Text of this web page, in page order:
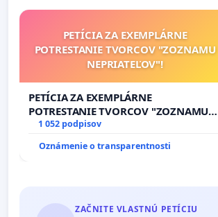
PETÍCIA ZA EXEMPLÁRNE
POTRESTANIE TVORCOV "ZOZNAMU
NEPRIATEĽOV"!
PETÍCIA ZA EXEMPLÁRNE
POTRESTANIE TVORCOV "ZOZNAMU
NEPRIATEĽOV"!
1 052 podpisov
Oznámenie o transparentnosti
ZAČNITE VLASTNÚ PETÍCIU